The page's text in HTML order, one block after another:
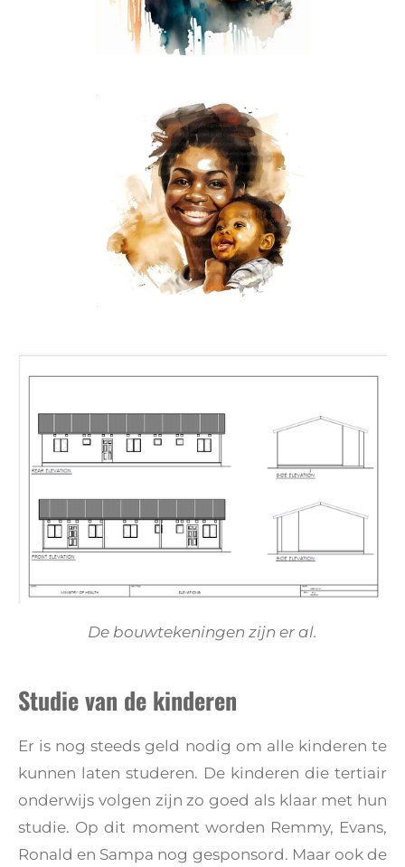
De bouwtekeningen zijn er al.
Studie van de kinderen
Er is nog steeds geld nodig om alle kinderen te
kunnen laten studeren. De kinderen die tertiair
onderwijs volgen zijn zo goed als klaar met hun
studie. Op dit moment worden Remmy, Evans,
Ronald en Sampa nog gesponsord. Maar ook de